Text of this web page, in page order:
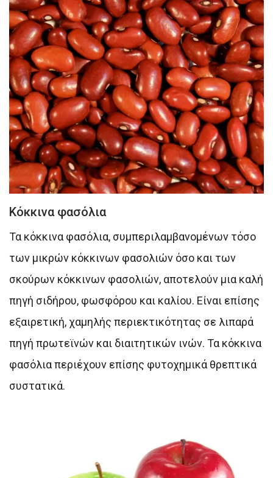
Κόκκινα φασόλια
Τα κόκκινα φασόλια, συμπεριλαμβανομένων τόσο
των μικρών κόκκινων φασολιών όσο και των
σκούρων κόκκινων φασολιών, αποτελούν μια καλή
πηγή σιδήρου, φωσφόρου και καλίου. Είναι επίσης
εξαιρετική, χαμηλής περιεκτικότητας σε λιπαρά
πηγή πρωτεϊνών και διαιτητικών ινών. Τα κόκκινα
φασόλια περιέχουν επίσης φυτοχημικά θρεπτικά
συστατικά.